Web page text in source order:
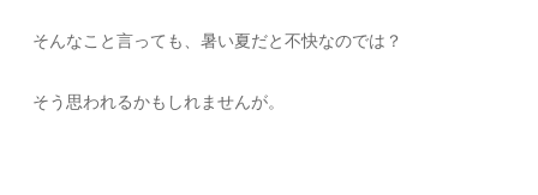
そんなこと言っても、暑い夏だと不快なのでは？
そう思われるかもしれませんが。